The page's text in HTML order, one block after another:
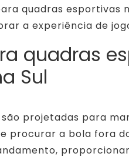
quadras esportivas
a experiência de
quadras
Sul
projetadas para
procurar a bola fora